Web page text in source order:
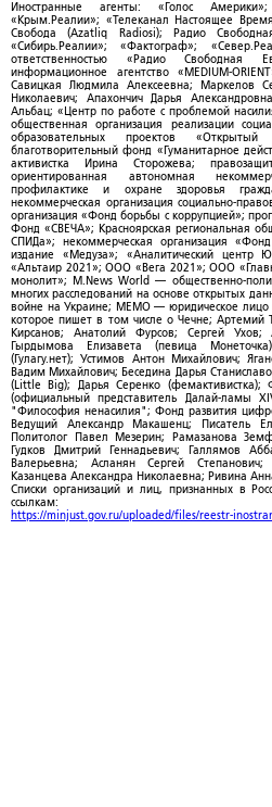
Иностранные агенты: «Голос Америки»;
«Крым.Реалии»; «Телеканал Настоящее
Свобода (Azatliq Radiosi); Радио
«Сибирь.Реалии»; «Фактограф»;
ответственностью «Радио Свободная
информационное агентство «MEDIUM-
Савицкая Людмила Алексеевна; Маркелов
Николаевич; Апахончич Дарья
Альбац; «Центр по работе с проблемой
общественная организация реализации
образовательных проектов «Открытый
благотворительный фонд «Гуманитарное
активистка Ирина Сторожева;
ориентированная автономная
профилактике и охране здоровья
некоммерческая организация социально-
организация «Фонд борьбы с коррупцией»;
Фонд «СВЕЧА»; Красноярская региональная
СПИДа»; некоммерческая организация
издание «Медуза»; «Аналитический
«Альтаир 2021»; ООО «Вега 2021»; ООО
монолит»; M.News World — общественно-
многих расследований на основе открытых
войне на Украине; МЕМО — юридическое лицо
которое пишет в том числе о Чечне; Артемий
Кирсанов; Анатолий Фурсов; Сергей
Гырдымова Елизавета (певица
(Гулагу.нет); Устимов Антон Михайлович;
Вадим Михайлович; Беседина Дарья
(Little Big); Дарья Серенко
(официальный представитель Далай-ламы
"Философия ненасилия"; Фонд развития
Ведущий Александр Макашенц; Писатель
Политолог Павел Мезерин; Рамазанова
Гудков Дмитрий Геннадьевич; Галлямов
Валерьевна; Асланян Сергей
Казанцева Александра Николаевна; Ривина
Списки организаций и лиц, признанных в
ссылкам:
https://minjust.gov.ru/uploaded/files/reestr-